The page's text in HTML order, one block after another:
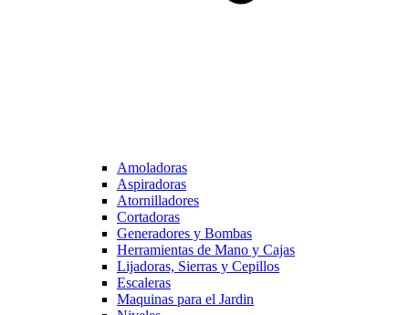
Amoladoras
Aspiradoras
Atornilladores
Cortadoras
Generadores y Bombas
Herramientas de Mano y Cajas
Lijadoras, Sierras y Cepillos
Escaleras
Maquinas para el Jardin